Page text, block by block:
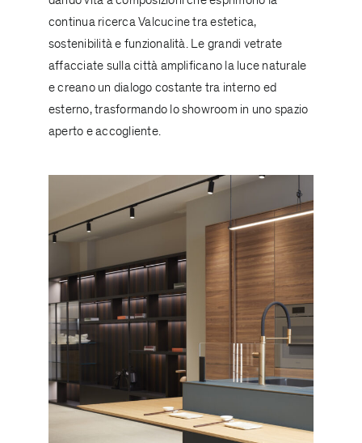
continua ricerca Valcucine tra estetica,
sostenibilità e funzionalità. Le grandi vetrate
affacciate sulla città amplificano la luce naturale
e creano un dialogo costante tra interno ed
esterno, trasformando lo showroom in uno spazio
aperto e accogliente.